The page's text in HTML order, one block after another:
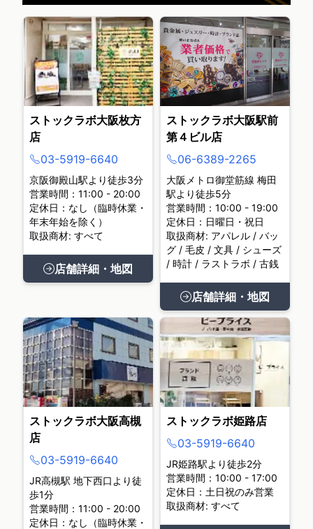
ストックラボ大阪枚方
店
03-5919-6640
京阪御殿山駅より徒歩3分
営業時間：11:00 - 20:00
定休日：なし（臨時休業・
年末年始を除く）
取扱商材: すべて
店舗詳細・地図
ストックラボ大阪駅前
第４ビル店
06-6389-2265
大阪メトロ御堂筋線 梅田
駅より徒歩5分
営業時間：10:00 - 19:00
定休日：日曜日・祝日
取扱商材: アパレル / バッ
グ / 毛皮 / 文具 / シューズ
/ 時計 / ラストラボ / 古銭
店舗詳細・地図
ストックラボ大阪高槻
店
03-5919-6640
JR高槻駅 地下西口より徒
歩1分
営業時間：11:00 - 20:00
定休日：なし（臨時休業・
ストックラボ姫路店
03-5919-6640
JR姫路駅より徒歩2分
営業時間：10:00 - 17:00
定休日：土日祝のみ営業
取扱商材: すべて